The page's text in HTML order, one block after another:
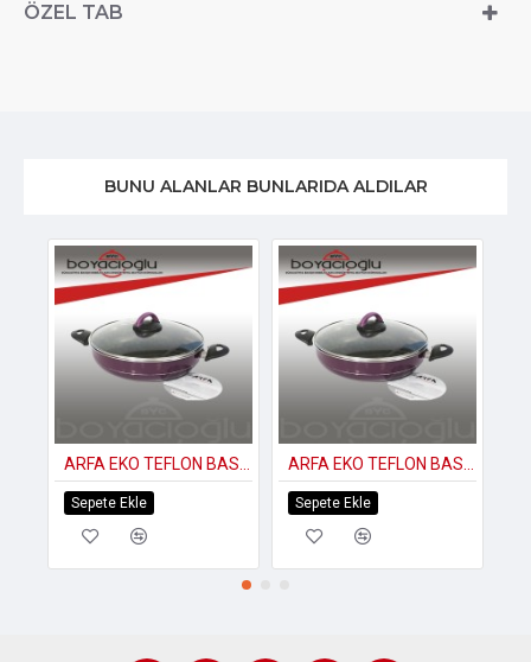
ÖZEL TAB
BUNU ALANLAR BUNLARIDA ALDILAR
Sepete Ekle Sepete Ekle